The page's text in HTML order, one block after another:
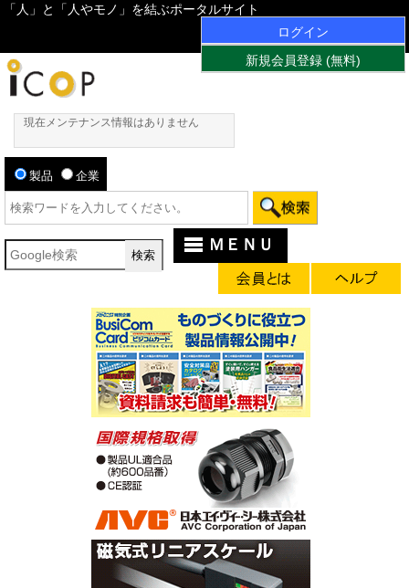
「人」と「人やモノ」を結ぶポータルサイト
ログイン
新規会員登録 (無料)
現在メンテナンス情報はありません
製品 企業
ＭＥＮＵ